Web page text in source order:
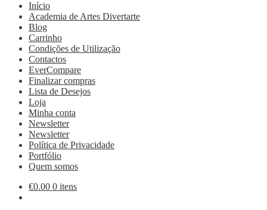
Início
Academia de Artes Divertarte
Blog
Carrinho
Condições de Utilização
Contactos
EverCompare
Finalizar compras
Lista de Desejos
Loja
Minha conta
Newsletter
Newsletter
Política de Privacidade
Portfólio
Quem somos
€0.00 0 itens